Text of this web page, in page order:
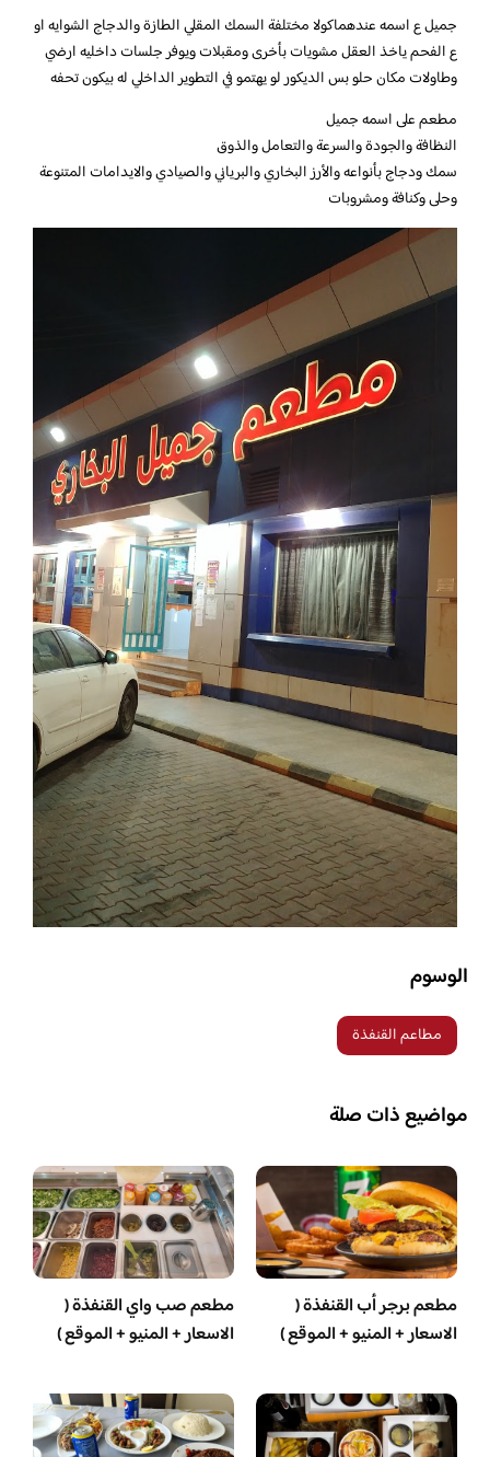
جميل ع اسمه عندهماكولا مختلفة السمك المقلي الطازة والدجاج الشوايه او
ع الفحم ياخذ العقل مشويات بأخرى ومقبلات ويوفر جلسات داخليه ارضي
وطاولات مكان حلو بس الديكور لو يهتمو في التطوير الداخلي له بيكون تحفه
مطعم على اسمه جميل
النظافة والجودة والسرعة والتعامل والذوق
سمك ودجاج بأنواعه والأرز البخاري والبرياني والصيادي والايدامات المتنوعة
وحلى وكنافة ومشروبات
الوسوم
مطاعم القنفذة
مواضيع ذات صلة
مطعم برجر أب القنفذة (
الاسعار + المنيو + الموقع )
مطعم صب واي القنفذة (
الاسعار + المنيو + الموقع )